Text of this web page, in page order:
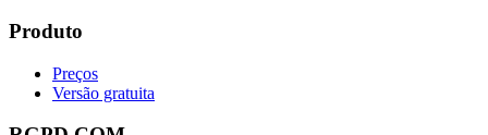
Produto
Preços
Versão gratuita